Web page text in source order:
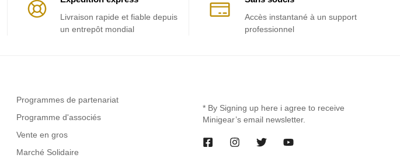
Livraison rapide et fiable depuis
un entrepôt mondial
Accès instantané à un support
professionnel
Programmes de partenariat
Programme d'associés
Vente en gros
Marché Solidaire
* By Signing up here i agree to receive
Minigear’s email newsletter.